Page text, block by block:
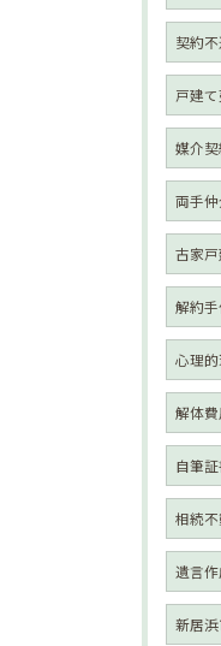
契約
戸建
媒介契
両手仲
古家戸
解約
心理
解体費
自筆
相続
遺言作
新居